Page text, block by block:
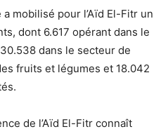
mobilisé pour l’Aïd El-Fitr un
dont 6.617 opérant dans le
dans le secteur de
fruits et légumes et 18.042
de l’Aïd El-Fitr connaît